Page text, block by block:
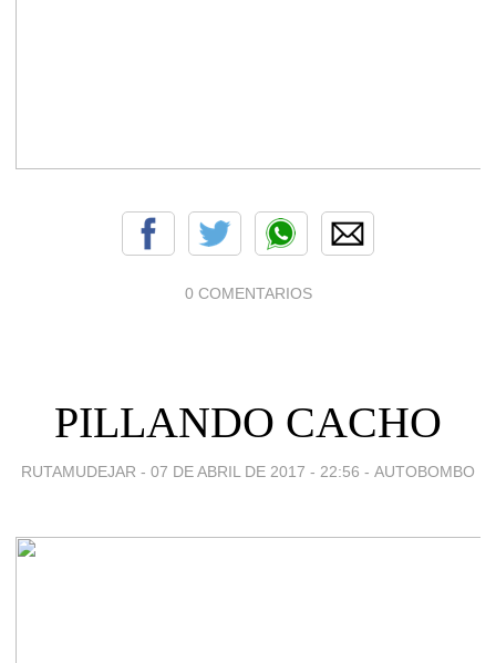
0 COMENTARIOS
PILLANDO CACHO
RUTAMUDEJAR - 07 DE ABRIL DE 2017 - 22:56 - AUTOBOMBO